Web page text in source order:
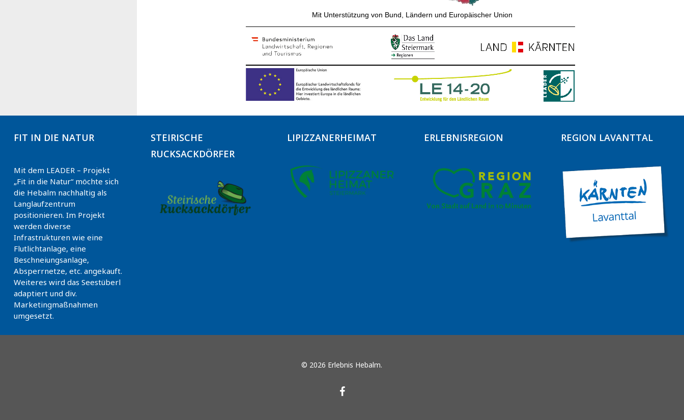
Mit Unterstützung von Bund, Ländern und Europäischer Union
FIT IN DIE NATUR
Mit dem LEADER – Projekt
„Fit in die Natur“ möchte sich
die Hebalm nachhaltig als
Langlaufzentrum
positionieren. Im Projekt
werden diverse
Infrastrukturen wie eine
Flutlichtanlage, eine
Beschneiungsanlage,
Absperrnetze, etc. angekauft.
Weiteres wird das Seestüberl
adaptiert und div.
Marketingmaßnahmen
umgesetzt.
STEIRISCHE
RUCKSACKDÖRFER
LIPIZZANERHEIMAT ERLEBNISREGION REGION LAVANTTAL
© 2026 Erlebnis Hebalm.
facebook